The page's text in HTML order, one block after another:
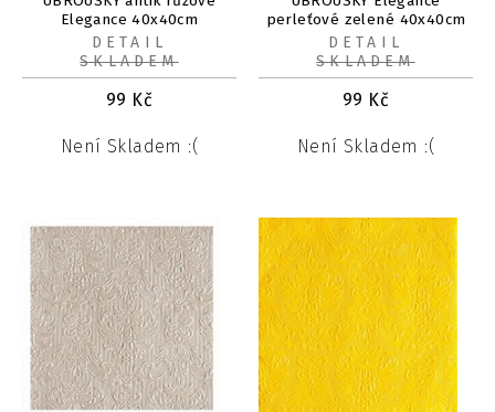
Elegance 40x40cm
99 Kč
Není Skladem :(
DETAIL
SKLADEM
perleťové zelené 40x40cm
99 Kč
Není Skladem :(
DETAIL
SKLADEM